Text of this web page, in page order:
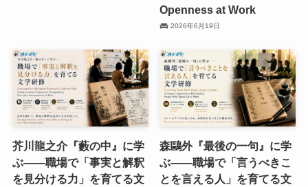
Openness at Work
2026年6月19日
芥川龍之介『藪の中』に学
ぶ——職場で「事実と解釈
を見分ける力」を育てる文
森鷗外『最後の一句』に学
ぶ——職場で「言うべきこ
とを言える人」を育てる文